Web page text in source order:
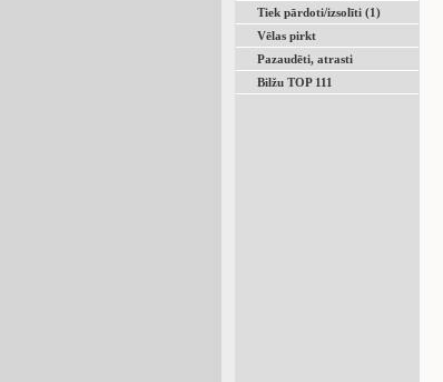
Tiek pārdoti/izsolīti (1)
Vēlas pirkt
Pazaudēti, atrasti
Bilžu TOP 111